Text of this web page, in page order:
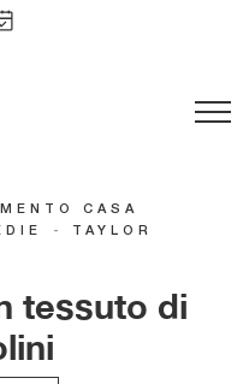
CASA
- TAYLOR
tessuto di